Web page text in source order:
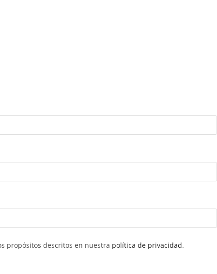
propósitos descritos en nuestra política de privacidad.